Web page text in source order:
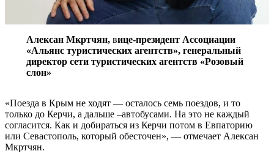
Алексан Мкртчян, вице-президент Ассоциации
«Альянс туристических агентств», генеральный
директор сети туристических агентств «Розовый
слон»
«Поезда в Крым не ходят — осталось семь поездов, и то
только до Керчи, а дальше –автобусами. На это не каждый
согласится. Как и добираться из Керчи потом в Евпаторию
или Севастополь, который обесточен», — отмечает Алексан
Мкртчян.